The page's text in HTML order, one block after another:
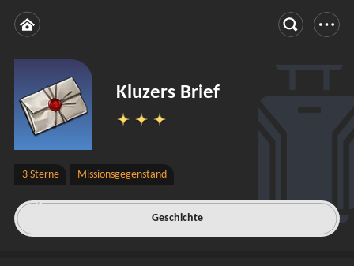
Kluzers Brief
3 Sterne Missionsgegenstand
Geschichte